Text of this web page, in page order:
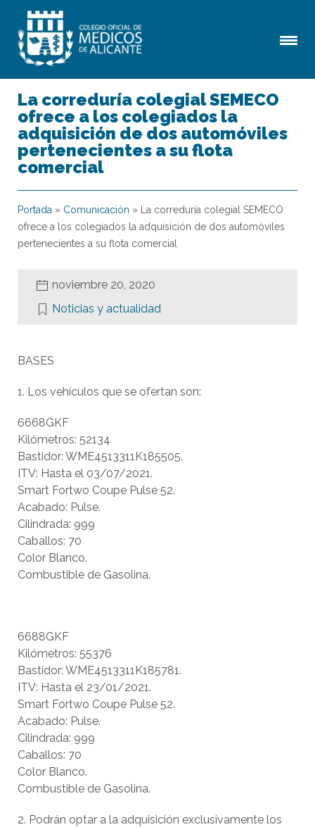
La correduría colegial SEMECO
ofrece a los colegiados la
adquisición de dos automóviles
pertenecientes a su flota
comercial
Portada » Comunicación »
La correduría colegial SEMECO
ofrece a los colegiados la adquisición de dos automóviles
pertenecientes a su flota comercial
noviembre 20, 2020
Noticias y actualidad
BASES
1. Los vehículos que se ofertan son:
6668GKF
Kilómetros: 52134
Bastidor: WME4513311K185505.
ITV: Hasta el 03/07/2021.
Smart Fortwo Coupe Pulse 52.
Acabado: Pulse.
Cilindrada: 999
Caballos: 70
Color Blanco.
Combustible de Gasolina.
6688GKF
Kilómetros: 55376
Bastidor: WME4513311K185781.
ITV: Hasta el 23/01/2021.
Smart Fortwo Coupe Pulse 52.
Acabado: Pulse.
Cilindrada: 999
Caballos: 70
Color Blanco.
Combustible de Gasolina.
2. Podrán optar a la adquisición exclusivamente los